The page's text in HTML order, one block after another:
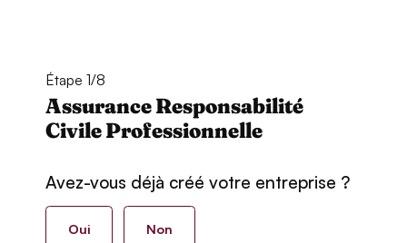
Étape 1/8
Assurance Responsabilité
Civile Professionnelle
Avez-vous déjà créé votre entreprise ?
Oui Non